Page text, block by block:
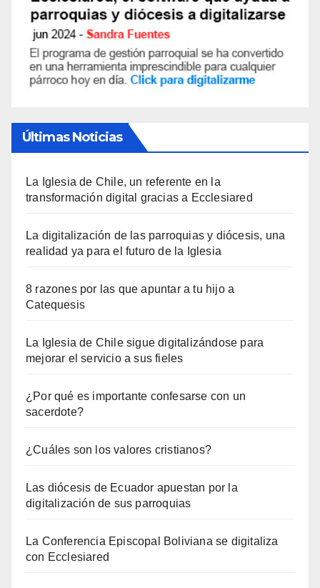
Últimas Noticias
La Iglesia de Chile, un referente en la
transformación digital gracias a Ecclesiared
La digitalización de las parroquias y diócesis, una
realidad ya para el futuro de la Iglesia
8 razones por las que apuntar a tu hijo a
Catequesis
La Iglesia de Chile sigue digitalizándose para
mejorar el servicio a sus fieles
¿Por qué es importante confesarse con un
sacerdote?
¿Cuáles son los valores cristianos?
Las diócesis de Ecuador apuestan por la
digitalización de sus parroquias
La Conferencia Episcopal Boliviana se digitaliza
con Ecclesiared